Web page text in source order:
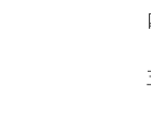
四
五